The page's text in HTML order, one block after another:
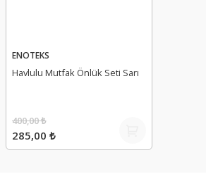
ENOTEKS
Havlulu Mutfak Önlük Seti Sarı
285,00 ₺
400,00 ₺